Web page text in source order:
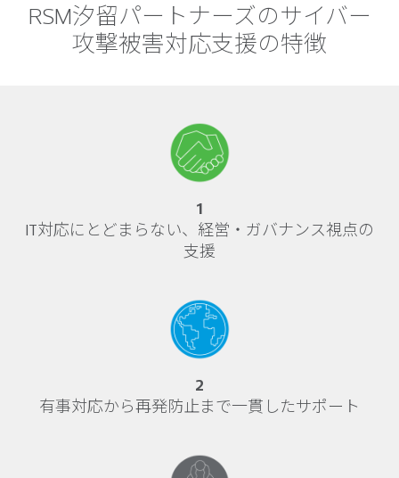
RSM汐留パートナーズのサイバー
攻撃被害対応支援の特徴
1
IT対応にとどまらない、経営・ガバナンス視点の
支援
2
有事対応から再発防止まで一貫したサポート